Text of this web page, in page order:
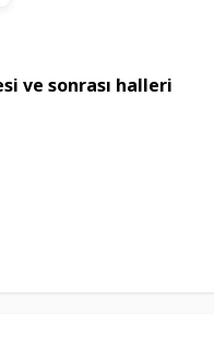
ve sonrası halleri